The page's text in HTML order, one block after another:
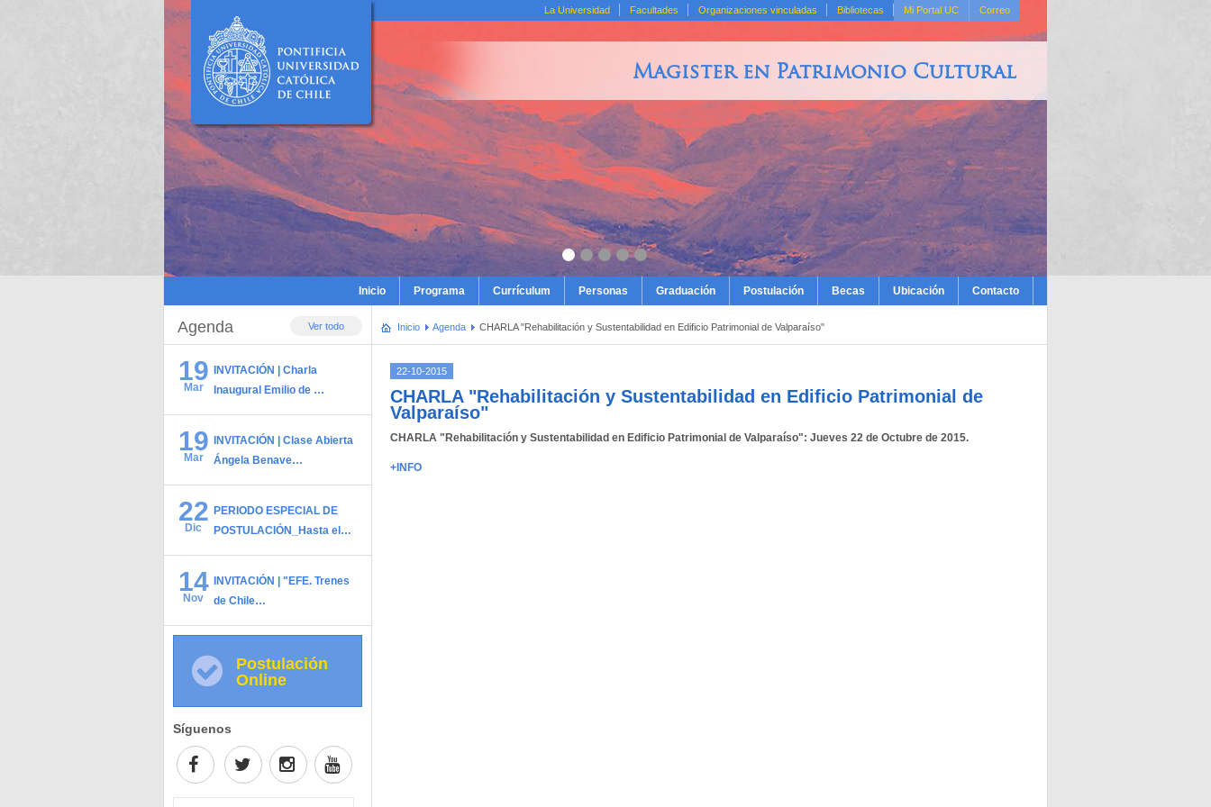
La Universidad Facultades Organizaciones vinculadas Bibliotecas Mi Portal UC Correo
Magister en Patrimonio Cultural
Inicio Programa Currículum Personas Graduación Postulación Becas Ubicación Contacto
Ver todo
Agenda
19
Mar
INVITACIÓN | Charla
Inaugural Emilio de …
19
Mar
INVITACIÓN | Clase Abierta
Ángela Benave…
22
Dic
PERIODO ESPECIAL DE
POSTULACIÓN_Hasta el…
14
Nov
INVITACIÓN | "EFE. Trenes
de Chile…
Postulación
Online
Síguenos
Inicio Agenda CHARLA "Rehabilitación y Sustentabilidad en Edificio Patrimonial de Valparaíso"
22-10-2015
CHARLA "Rehabilitación y Sustentabilidad en Edificio Patrimonial de
Valparaíso"
CHARLA "Rehabilitación y Sustentabilidad en Edificio Patrimonial de Valparaíso": Jueves 22 de Octubre de 2015.
+INFO